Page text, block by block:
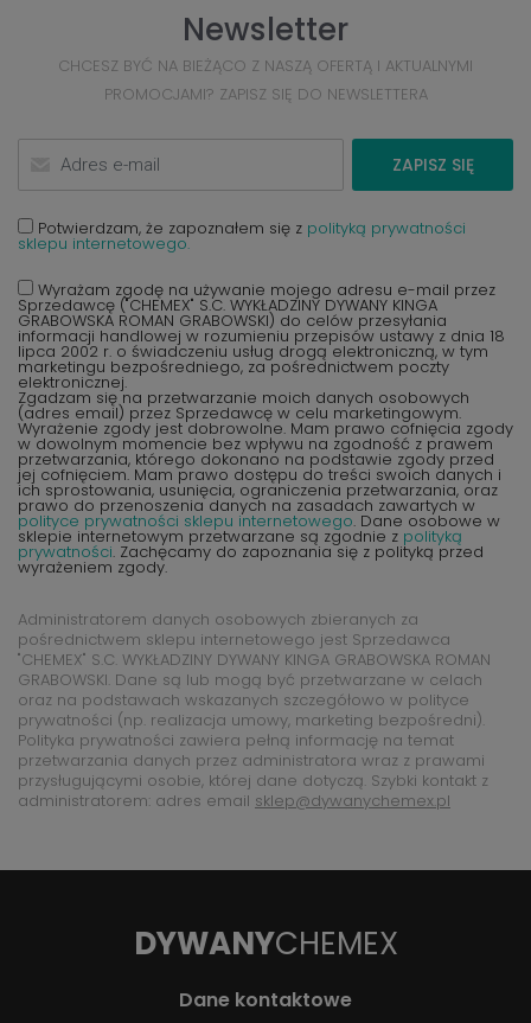
Newsletter
CHCESZ BYĆ NA BIEŻĄCO Z NASZĄ OFERTĄ I AKTUALNYMI
PROMOCJAMI? ZAPISZ SIĘ DO NEWSLETTERA
ZAPISZ SIĘ
Potwierdzam, że zapoznałem się z polityką prywatności
sklepu internetowego.
Wyrażam zgodę na używanie mojego adresu e-mail przez
Sprzedawcę ("CHEMEX" S.C. WYKŁADZINY DYWANY KINGA
GRABOWSKA ROMAN GRABOWSKI) do celów przesyłania
informacji handlowej w rozumieniu przepisów ustawy z dnia 18
lipca 2002 r. o świadczeniu usług drogą elektroniczną, w tym
marketingu bezpośredniego, za pośrednictwem poczty
elektronicznej.
Zgadzam się na przetwarzanie moich danych osobowych
(adres email) przez Sprzedawcę w celu marketingowym.
Wyrażenie zgody jest dobrowolne. Mam prawo cofnięcia zgody
w dowolnym momencie bez wpływu na zgodność z prawem
przetwarzania, którego dokonano na podstawie zgody przed
jej cofnięciem. Mam prawo dostępu do treści swoich danych i
ich sprostowania, usunięcia, ograniczenia przetwarzania, oraz
prawo do przenoszenia danych na zasadach zawartych w
polityce prywatności sklepu internetowego. Dane osobowe w
sklepie internetowym przetwarzane są zgodnie z polityką
prywatności. Zachęcamy do zapoznania się z polityką przed
wyrażeniem zgody.
Administratorem danych osobowych zbieranych za
pośrednictwem sklepu internetowego jest Sprzedawca
"CHEMEX" S.C. WYKŁADZINY DYWANY KINGA GRABOWSKA ROMAN
GRABOWSKI. Dane są lub mogą być przetwarzane w celach
oraz na podstawach wskazanych szczegółowo w polityce
prywatności (np. realizacja umowy, marketing bezpośredni).
Polityka prywatności zawiera pełną informację na temat
przetwarzania danych przez administratora wraz z prawami
przysługującymi osobie, której dane dotyczą. Szybki kontakt z
administratorem: adres email sklep@dywanychemex.pl
DYWANYCHEMEX
Dane kontaktowe